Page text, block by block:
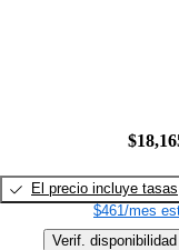
El precio incluye tasas
$461/mes
Verif. disponibilidad